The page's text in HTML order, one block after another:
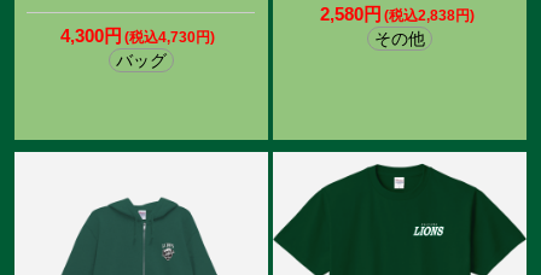
4,300円 (税込4,730円)
バッグ
2,580円 (税込2,838円)
その他